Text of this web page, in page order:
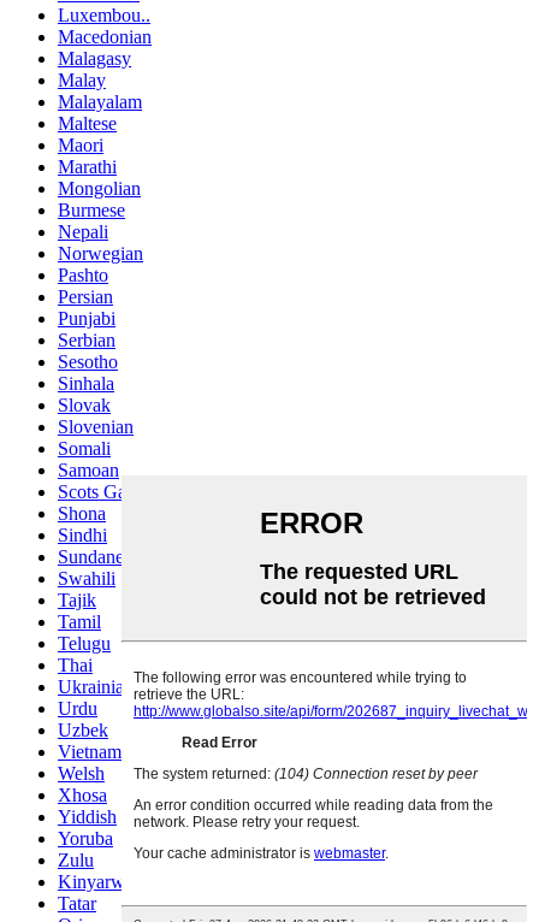
Luxembou..
Macedonian
Malagasy
Malay
Malayalam
Maltese
Maori
Marathi
Mongolian
Burmese
Nepali
Norwegian
Pashto
Persian
Punjabi
Serbian
Sesotho
Sinhala
Slovak
Slovenian
Somali
Samoan
Scots Gaelic
Shona
Sindhi
Sundanese
Swahili
Tajik
Tamil
Telugu
Thai
Ukrainian
Urdu
Uzbek
Vietnamese
Welsh
Xhosa
Yiddish
Yoruba
Zulu
Kinyarwanda
Tatar